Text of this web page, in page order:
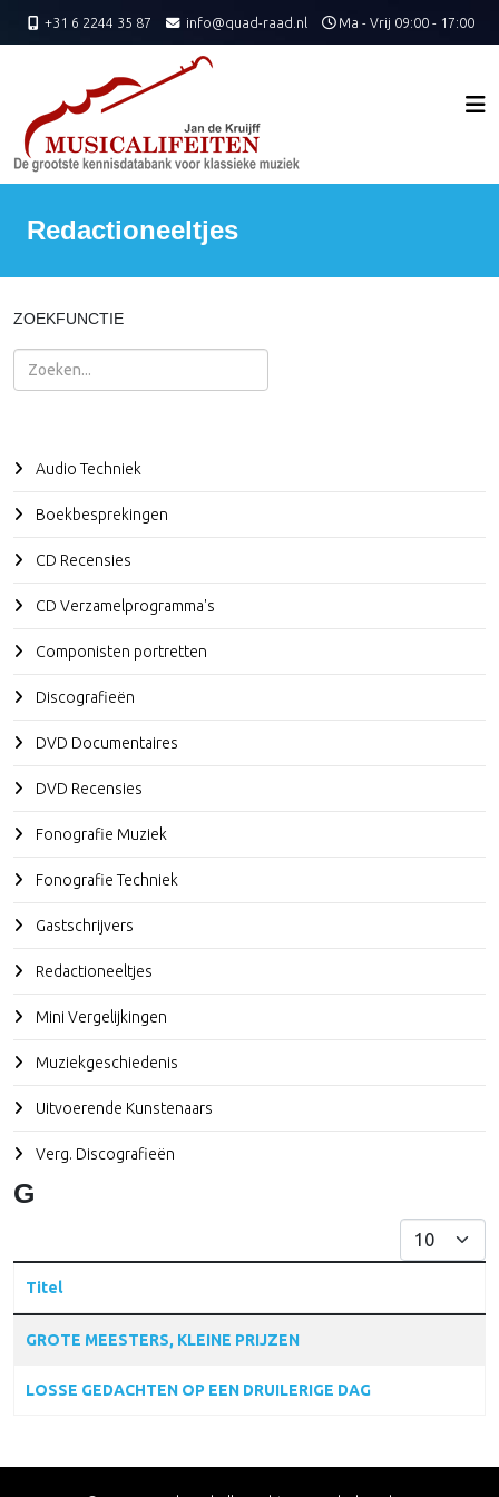
+31 6 2244 35 87 info@quad-raad.nl Ma - Vrij 09:00 - 17:00
Redactioneeltjes
ZOEKFUNCTIE
Zoeken
Audio Techniek
Boekbesprekingen
CD Recensies
CD Verzamelprogramma's
Componisten portretten
Discografieën
DVD Documentaires
DVD Recensies
Fonografie Muziek
Fonografie Techniek
Gastschrijvers
Redactioneeltjes
Mini Vergelijkingen
Muziekgeschiedenis
Uitvoerende Kunstenaars
Verg. Discografieën
G
Toon #
Titel
GROTE MEESTERS, KLEINE PRIJZEN
LOSSE GEDACHTEN OP EEN DRUILERIGE DAG